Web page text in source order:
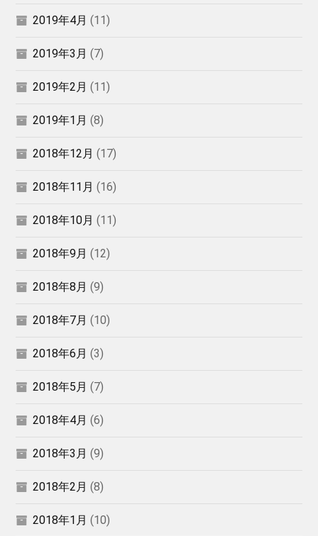
2019年4月 (11)
2019年3月 (7)
2019年2月 (11)
2019年1月 (8)
2018年12月 (17)
2018年11月 (16)
2018年10月 (11)
2018年9月 (12)
2018年8月 (9)
2018年7月 (10)
2018年6月 (3)
2018年5月 (7)
2018年4月 (6)
2018年3月 (9)
2018年2月 (8)
2018年1月 (10)